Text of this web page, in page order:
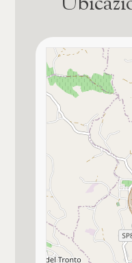
Camere
Qualsiasi